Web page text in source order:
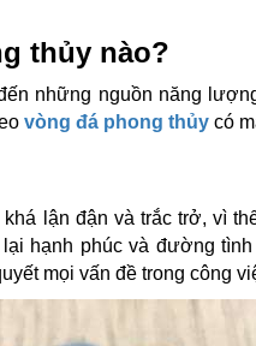
thủy nào?
những nguồn năng
vòng đá phong thủy có
lận đận và trắc trở, vì
hạnh phúc và đường
mọi vấn đề trong công